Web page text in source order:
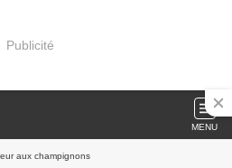
Publicité
MENU
aux champignons